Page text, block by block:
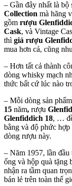
– Gần đây nhất là bộ
Collection mà hãng
gồm rượu
Cask, và Vintage
thì giá rượu
mua hơn cả, cũng
– Hơn tất cả thành
dòng whisky mạch
thức bất cứ lúc nào
– Mỗi dòng sản
15 năm, rượu
Glenfiddich 18, …
bằng và độ phức
dòng rượu này.
– Năm 1957, lần
ống và hộp quà tặng
nhận ra tầm quan
bán lẻ trên toàn thế